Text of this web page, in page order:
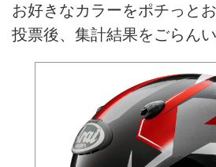
お好きなカラーをポチっと
投票後、集計結果をごらんい